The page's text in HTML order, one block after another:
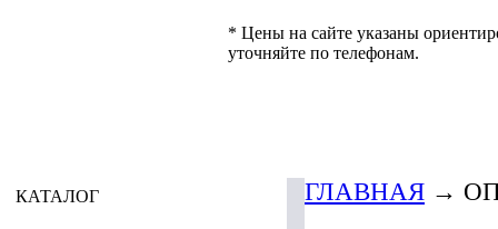
* Цены на сайте указаны
уточняйте по телефонам.
КАТАЛОГ ГЛАВНАЯ →